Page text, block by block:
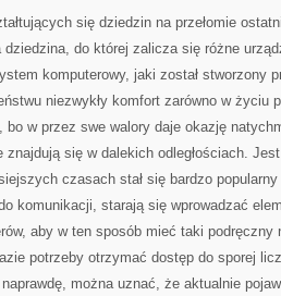
się dziedzin na przełomie
do której zalicza się różne
komputerowy, jaki został stworzony
niezwykły komfort zarówno w życiu
bo w przez swe walory daje okazję
znajdują się w dalekich odległościach.
czasach stał się bardzo
komunikacji, starają się wprowadzać
aby w ten sposób mieć taki
potrzeby otrzymać dostęp do sporej
można uznać, że aktualnie